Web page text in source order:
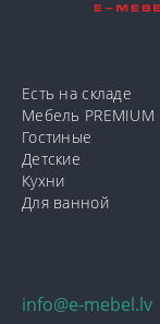
info@e-mebel.lv
Есть на складе
Мебель PREMIUM
Гостиные
Детские
Кухни
Для ванной